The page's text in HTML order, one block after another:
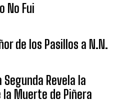
No Fui
de los Pasillos a N.N.
Segunda Revela la
la Muerte de Piñera